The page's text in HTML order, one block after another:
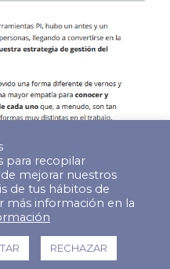
Index. Todos los derechos
para recopilar
mejorar nuestros
de tus hábitos de
más información en la
RECHAZAR